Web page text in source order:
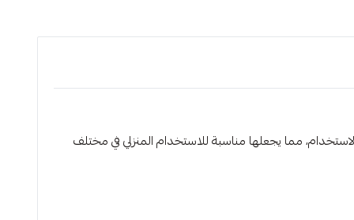
قوي وسهولة الاستخدام، مما يجعلها مناسبة للاستخدام المنزلي في مختلف